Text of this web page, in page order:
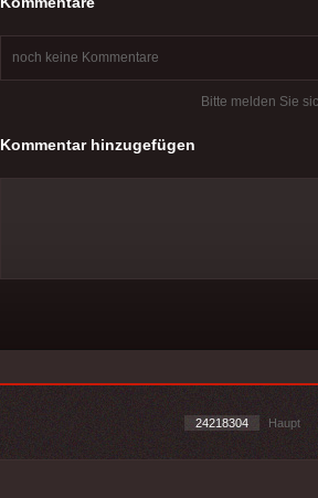
noch keine Kommentare
Bitte melden Sie
Kommentar hinzugefügen
24218304 Haupt